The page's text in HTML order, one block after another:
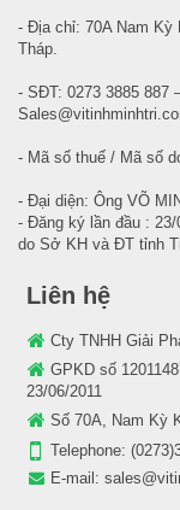
- Địa chỉ: 70A Nam
Tháp.
- SĐT: 0273 3885 887
- Mã số thuế / Mã số
- Đại diện: Ông VÕ
- Đăng ký lần đầu :
do Sở KH và ĐT tỉnh
Liên hệ
Cty TNHH Giải
GPKD số
23/06/2011
Số 70A, Nam Kỳ
Telephone:
E-mail: